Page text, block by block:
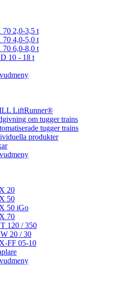
70 2,0-3,5 t
70 4,0-5,0 t
70 6,0-8,0 t
10 - 18 t
LiftRunner®
om tugger trains
tugger trains
produkter
20
50
50 iGo
70
120 / 350
20 / 30
FF 05-10